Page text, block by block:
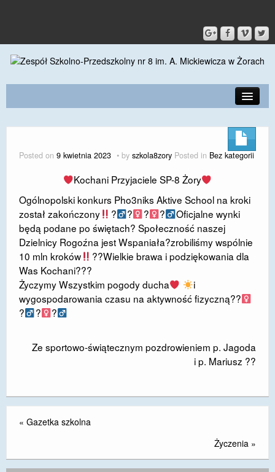
DLA RODZICÓW I UCZNIÓW
DLA PRACOWNIKÓW
GALERIA
SPORT
DOSTĘPNOŚĆ
POLITYKA PRYWATNOŚCI
RODO
PROJEKT ,,SZKOŁY Z JAKOŚCIĄ – ROZWÓJ
KSZTAŁCENIA OGÓLNEGO NA TERENIE MIASTA
Posted on 9 kwietnia 2023 by szkola8zory Posted in Bez kategorii
Kochani Przyjaciele SP-8 Żory
Ogólnopolski konkurs Pho3niks Aktive School na kroki
został zakończony
?‍ ?‍ ?‍ ?‍
Oficjalne wynki
będą podane po świętach? Społeczność naszej
Dzielnicy Rogoźna jest Wspaniała?zrobiliśmy wspólnie
10 mln kroków
??Wielkie brawa i podziękowania dla
Was Kochani???
Życzymy Wszystkim pogody ducha
i
wygospodarowania czasu na aktywność fizyczną??‍
?‍
?‍ ?‍
Ze sportowo-świątecznym pozdrowieniem p. Jagoda
i p. Mariusz ??
« Gazetka szkolna
Życzenia »